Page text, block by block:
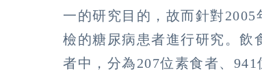
一的研究目的，故而針對
檢的糖尿病患者進行研究。飲
者中，分為207位素食者、